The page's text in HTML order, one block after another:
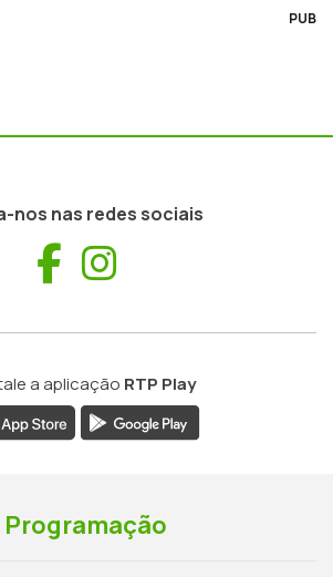
PUB
nos nas redes sociais
Facebook
a aplicação RTP Play
Programação